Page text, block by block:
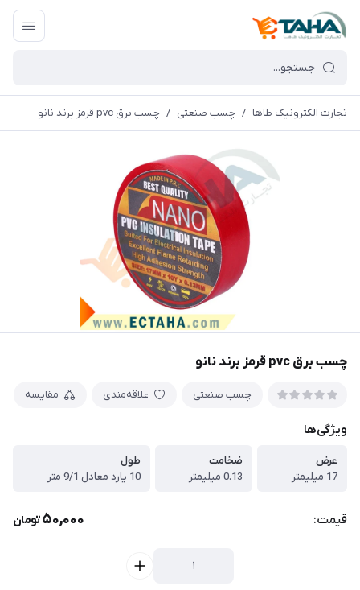
تجارت الکترونیک طاها / چسب صنعتی / چسب برق pvc قرمز برند نانو
چسب برق pvc قرمز برند نانو
چسب صنعتی علاقه‌مندی مقایسه
ویژگی‌ها
عرض
17 میلیمتر
ضخامت
0.13 میلیمتر
طول
10 یارد معادل 9/1 متر
قیمت: 50,000تومان